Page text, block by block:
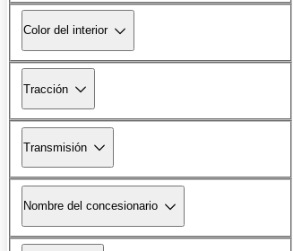
Color del interior
Tracción
Transmisión
Nombre del concesionario